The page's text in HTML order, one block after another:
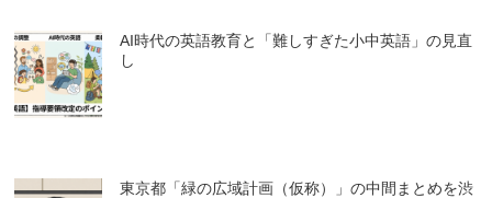
AI時代の英語教育と「難しすぎた小中英語」の見直
し
東京都「緑の広域計画（仮称）」の中間まとめを渋